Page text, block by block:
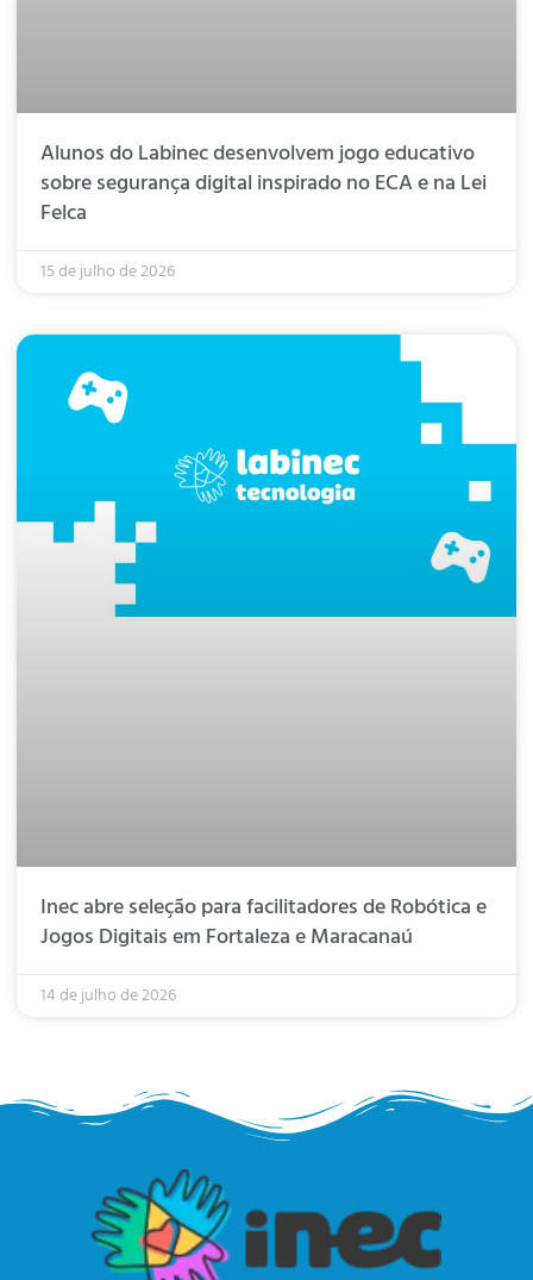
Alunos do Labinec desenvolvem jogo educativo
sobre segurança digital inspirado no ECA e na Lei
Felca
15 de julho de 2026
Inec abre seleção para facilitadores de Robótica e
Jogos Digitais em Fortaleza e Maracanaú
14 de julho de 2026